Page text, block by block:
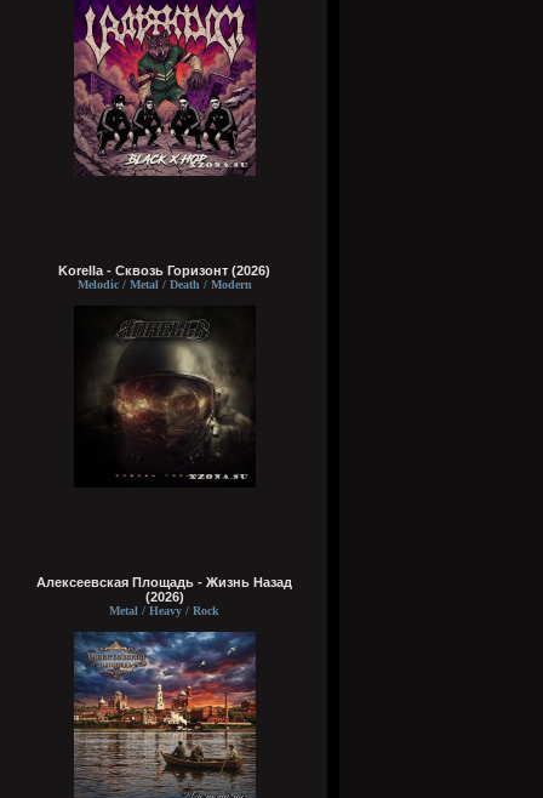
Korella - Сквозь Горизонт (2026)
Melodic / Metal / Death / Modern
Алексеевская Площадь - Жизнь Назад
(2026)
Metal / Heavy / Rock